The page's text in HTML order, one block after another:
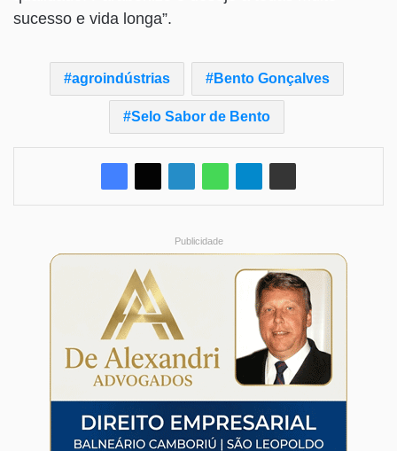
sucesso e vida longa”.
agroindústrias Bento Gonçalves
Selo Sabor de Bento
Publicidade